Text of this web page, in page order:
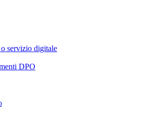
servizio digitale
DPO